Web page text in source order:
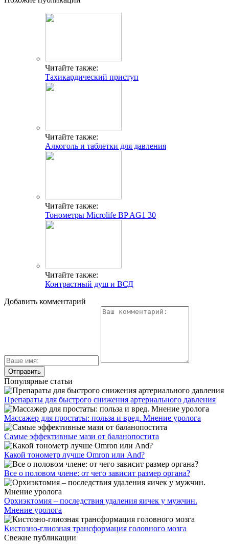
Читайте также:
Тахикардический приступ
Читайте также:
Алкоголь и таблетки для давления
Читайте также:
Тонометры Microlife BP AG1 30
Читайте также:
Контрастный душ и ВСД
Добавить комментарий
Популярные статьи
Препараты для быстрого снижения артериального давления
Массажер для простаты: польза и вред. Мнение уролога
Самые эффективные мази от баланопостита
Какой тонометр лучше Omron или And?
Все о половом члене: от чего зависит размер органа?
Орхиэктомия – последствия удаления яичек у мужчин.
Мнение уролога
Кистозно-глиозная трансформация головного мозга
Свежие публикации